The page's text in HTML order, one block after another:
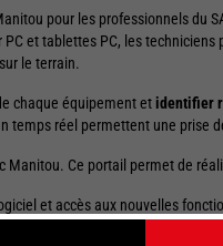
pour les professionnels du
et tablettes PC, les
sur le terrain.
chaque équipement et identifier
temps réel permettent une prise
Ce portail permet de
et accès aux nouvelles